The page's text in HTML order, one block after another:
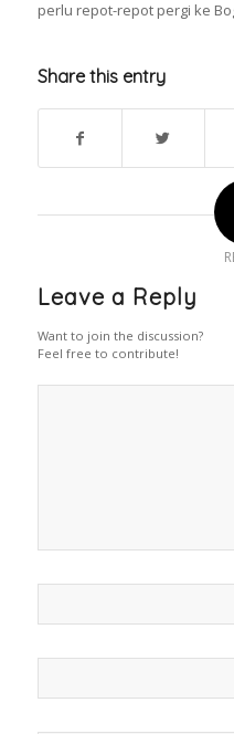
perlu repot-repot pergi ke
Share this entry
Leave a Reply
Want to join the discussion?
Feel free to contribute!